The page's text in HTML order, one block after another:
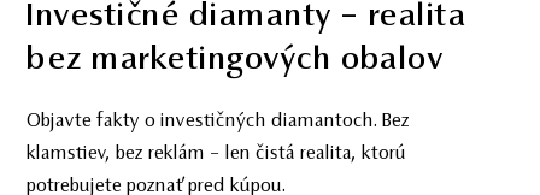
Čierny diamant: Ikona
elegancie s nádychom
tajomna
Objavte čierne diamanty ako symbol sily, štýlu a